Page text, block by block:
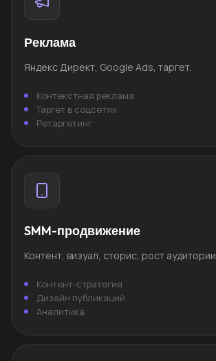
Реклама
Яндекс Директ, Google Ads, таргет.
Контекстная реклама
Таргет в соцсетях
Ретаргетинг
SMM-продвижение
Контент, визуал, сторис, рост аудитории.
Контент-стратегия
Дизайн публикаций
Аналитика